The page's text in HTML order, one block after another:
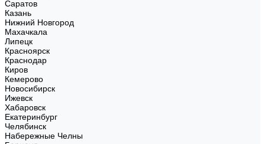
Саратов
Казань
Нижний Новгород
Махачкала
Липецк
Красноярск
Краснодар
Киров
Кемерово
Новосибирск
Ижевск
Хабаровск
Екатеринбург
Челябинск
Набережные Челны